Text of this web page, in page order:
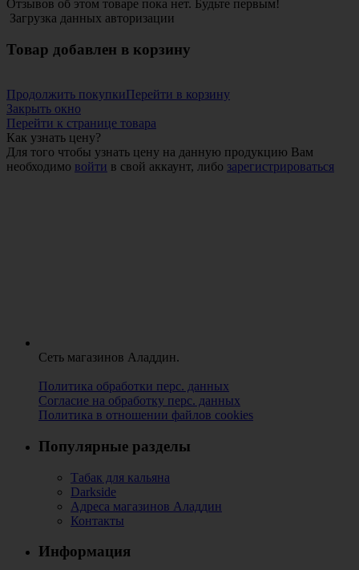
Отзывов об этом товаре пока нет. Будьте первым!
Загрузка данных авторизации
Товар добавлен в корзину
Продолжить покупкиПерейти в корзину
Закрыть окно
Перейти к странице товара
Как узнать цену?
Для того чтобы узнать цену на данную продукцию Вам
необходимо войти в свой аккаунт, либо зарегистрироваться
Сеть магазинов Аладдин.
Политика обработки перс. данных
Согласие на обработку перс. данных
Политика в отношении файлов cookies
Популярные разделы
Табак для кальяна
Darkside
Адреса магазинов Аладдин
Контакты
Информация